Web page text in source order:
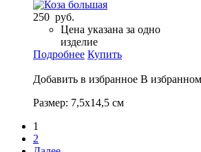
250 руб.
Цена указана за одно
изделие
Подробнее Купить
Добавить в избранное В избранном
Размер: 7,5х14,5 см
1
2